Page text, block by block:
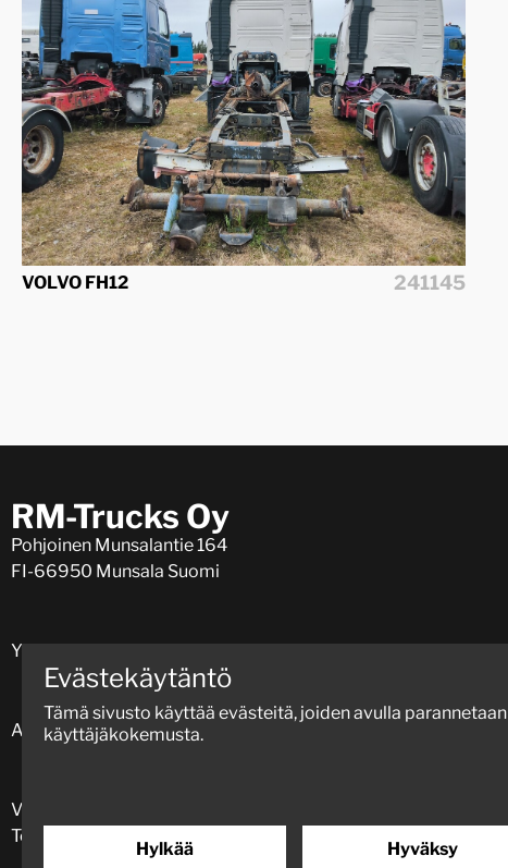
VOLVO FH12 241145
RM-Trucks Oy
Pohjoinen Munsalantie 164
FI-66950 Munsala Suomi
Y-numero: 0917597-4 (VAT: FI09175974)
Aukioloajat ma - pe 8.00-16.30.
Varaosat
Toimisto
Evästekäytäntö
Tämä sivusto käyttää evästeitä, joiden avulla parannetaan
käyttäjäkokemusta.
Hylkää Hyväksy